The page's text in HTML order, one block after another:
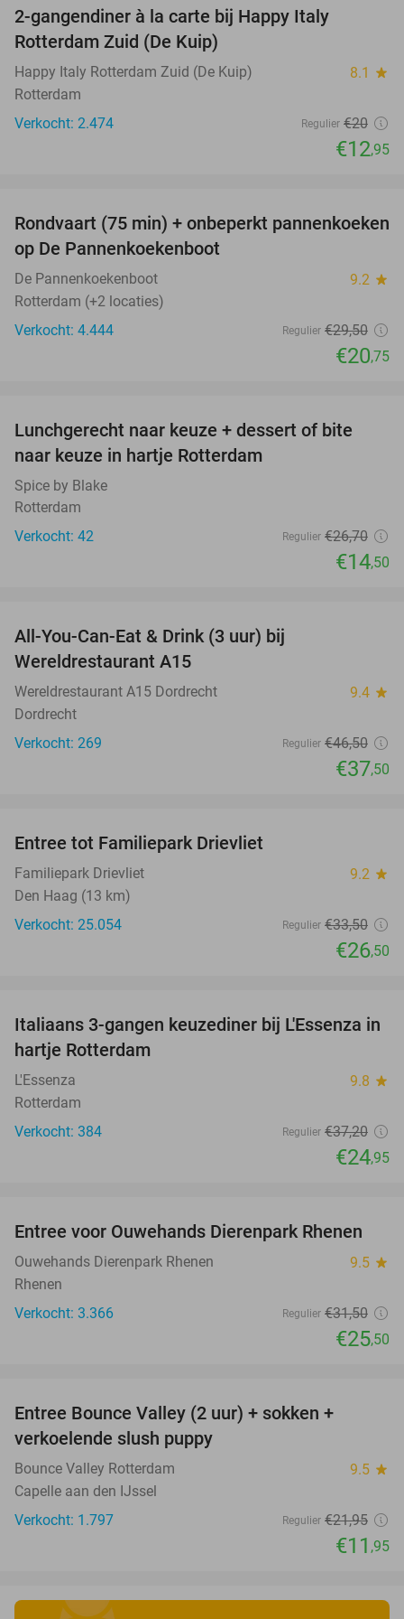
2-gangendiner à la carte bij Happy Italy
Rotterdam Zuid (De Kuip)
Happy Italy Rotterdam Zuid (De Kuip) 8.1 star
Rotterdam
Verkocht: 2.474
Regulier €20
€12,95
30%
Rondvaart (75 min) + onbeperkt pannenkoeken
op De Pannenkoekenboot
De Pannenkoekenboot 9.2 star
Rotterdam (+2 locaties)
Verkocht: 4.444
Regulier €29,50
€20,75
46%
Lunchgerecht naar keuze + dessert of bite
naar keuze in hartje Rotterdam
Spice by Blake
Rotterdam
Verkocht: 42
Regulier €26,70
€14,50
All-You-Can-Eat & Drink (3 uur) bij
Wereldrestaurant A15
Wereldrestaurant A15 Dordrecht 9.4 star
Dordrecht
Verkocht: 269
Regulier €46,50
€37,50
Entree tot Familiepark Drievliet
Familiepark Drievliet 9.2 star
Den Haag (13 km)
Verkocht: 25.054
Regulier €33,50
€26,50
33%
Italiaans 3-gangen keuzediner bij L'Essenza in
hartje Rotterdam
L'Essenza 9.8 star
Rotterdam
Verkocht: 384
Regulier €37,20
€24,95
19%
Entree voor Ouwehands Dierenpark Rhenen
Ouwehands Dierenpark Rhenen 9.5 star
Rhenen
Verkocht: 3.366
Regulier €31,50
€25,50
Entree Bounce Valley (2 uur) + sokken +
verkoelende slush puppy
Bounce Valley Rotterdam 9.5 star
Capelle aan den IJssel
Verkocht: 1.797
Regulier €21,95
€11 ,95